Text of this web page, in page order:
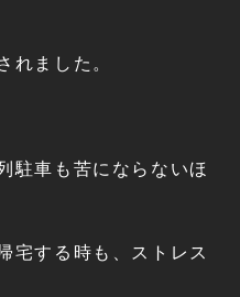
れました。
駐車も苦にならないほ
宅する時も、ストレス